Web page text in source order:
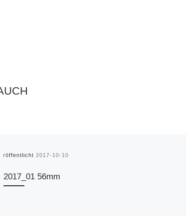
2017-10-10
2017_01 56mm